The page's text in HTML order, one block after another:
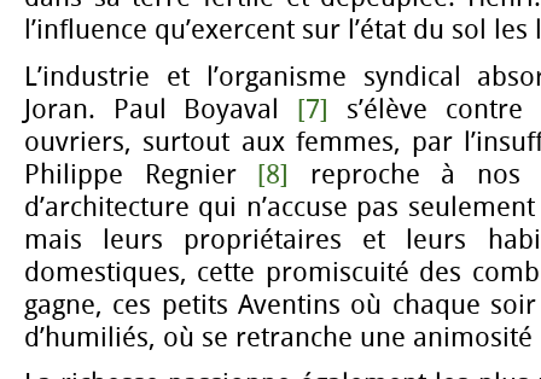
l’influence qu’exercent sur l’état du sol
L’industrie et l’organisme syndical
Joran. Paul Boyaval [7] s’élève
ouvriers, surtout aux femmes, par
Philippe Regnier [8] reproche à nos
d’architecture qui n’accuse pas
mais leurs propriétaires et leurs
domestiques, cette promiscuité des
gagne, ces petits Aventins où chaque
d’humiliés, où se retranche une animosité